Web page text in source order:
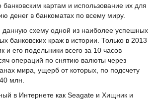
картам и использование их для
денег в банкоматах по всему миру.
данную схему одной из наиболее успешных
банковских краж в истории. Только в 2013
и его подельники всего за 10 часов
операций по снятию валюты через
мира, ущерб от которых, по подсчету
млн.
в Интернете как Seagate и Хищник и